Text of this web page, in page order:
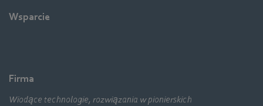
Wsparcie
Firma
Wiodące technologie, rozwiązania w pionierskich